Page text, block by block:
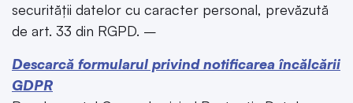
securității datelor cu caracter personal, prevăzută
de art. 33 din RGPD. –
Descarcă formularul privind notificarea încălcării
GDPR